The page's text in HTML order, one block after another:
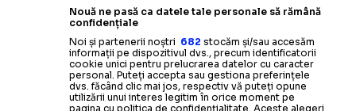
Nouă ne pasă ca datele tale personale să rămână
confidențiale
Noi și partenerii noștri 682 stocăm și/sau accesăm
informații pe dispozitivul dvs., precum identificatorii
cookie unici pentru prelucrarea datelor cu caracter
personal. Puteți accepta sau gestiona preferințele
dvs. făcând clic mai jos, respectiv vă puteți opune
utilizării unui interes legitim în orice moment pe
pagina cu politica de confidențialitate. Aceste alegeri